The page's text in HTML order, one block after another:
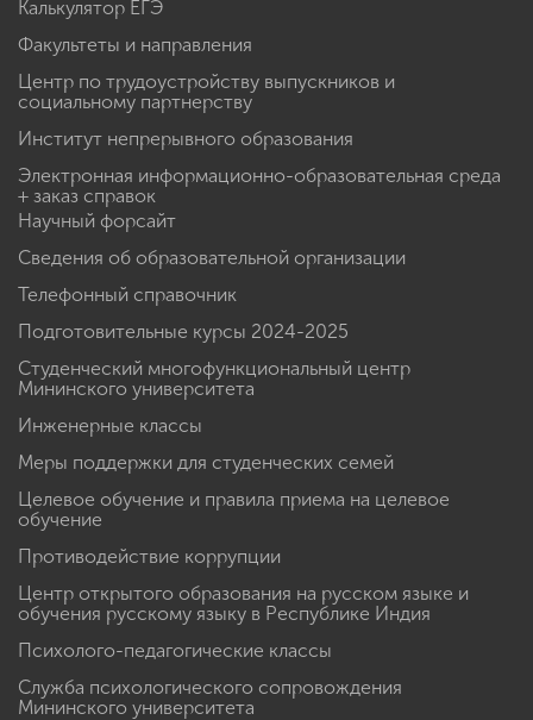
Калькулятор ЕГЭ
Факультеты и направления
Центр по трудоустройству выпускников и
социальному партнерству
Институт непрерывного образования
Электронная информационно-образовательная среда
+ заказ справок
Научный форсайт
Сведения об образовательной организации
Телефонный справочник
Подготовительные курсы 2024-2025
Студенческий многофункциональный центр
Мининского университета
Инженерные классы
Меры поддержки для студенческих семей
Целевое обучение и правила приема на целевое
обучение
Противодействие коррупции
Центр открытого образования на русском языке и
обучения русскому языку в Республике Индия
Психолого-педагогические классы
Служба психологического сопровождения
Мининского университета